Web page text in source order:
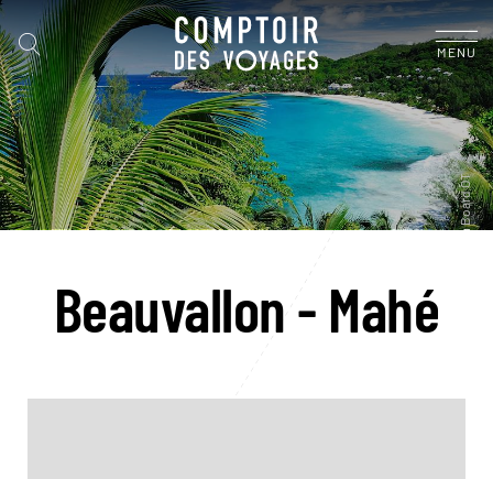
MENU
Beauvallon - Mahé